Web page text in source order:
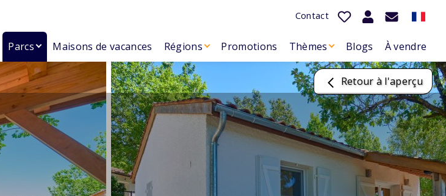
Contact
Parcs Maisons de vacances Régions Promotions Thèmes Blogs À vendre
Retour à l'aperçu